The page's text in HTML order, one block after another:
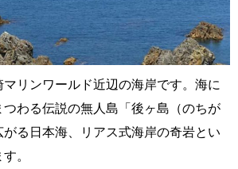
マリンワールド近辺の海岸です。海に
つわる伝説の無人島「後ヶ島（のちが
がる日本海、リアス式海岸の奇岩とい
。